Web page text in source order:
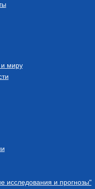
миру
исследования и прогнозы"